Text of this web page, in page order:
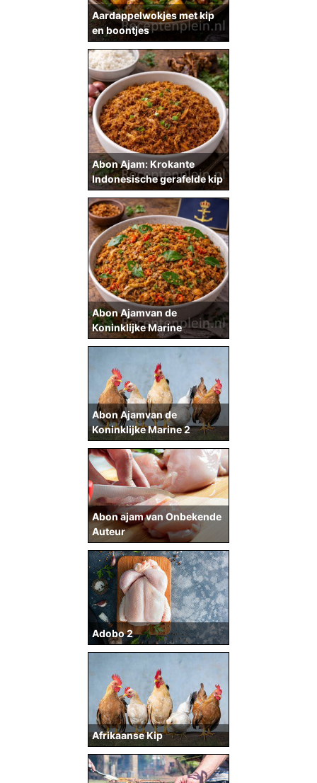
Aardappelwokjes met kip
en boontjes
Abon ajam van Onbekende
Auteur
Abon Ajam: Krokante
Indonesische gerafelde kip
Abon Ajamvan de
Koninklijke Marine
Abon Ajamvan de
Koninklijke Marine 2
Adobo 2
Afrikaanse Kip